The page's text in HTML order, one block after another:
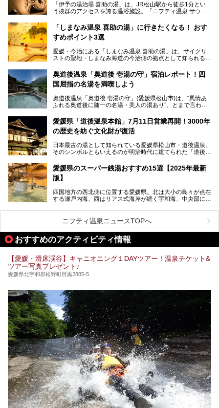
「伊予の湯治場 喜助の湯」は、JR松山駅から徒歩1分とい
う抜群のアクセスを誇る温浴施設。「ニフティ温泉 サウナ
ナーが訪れる人気スポットです。天然温泉・サウナ・岩盤
浴・食事・宿泊まで“癒しのすべて”がそろう人気施設の中で
も、特におすすめしたい3つのポイントについて厳選してお
「しまなみ温泉 喜助の湯」に行きたくなる！ おす
すめポイント3選
愛媛・今治にある「しまなみ温泉 喜助の湯」は、サイクリ
ストの聖地・しまなみ海道の今治側の拠点として知られる人
ばれていて、自転車ロッカーや工具、給水サービスなど、旅
人に嬉しい工夫がたっぷり。お風呂は内湯から半露天、サウ
ナまで種類豊富で広々空間。泉質も温度もバリエーション豊
ポイントについて厳選してお届けします。読めばきっと、行
きたくなること間違いなし！
奥道後温泉「奥道後 壱湯の守」宿泊レポート！四
国屈指の名湯を満喫しよう
奥道後温泉「奥道後 壱湯の守」(愛媛県松山市)は、“風情あ
ふれる奥道後に随一の名湯・美人の湯あり”、とまで言われ
露天風呂。日々の生活から隔離された非日常感を味わえま
す。
ト。今回はニフティ温泉ライターである筆者自ら宿泊し、名
物の大露天風呂「翠明の湯」の全浴槽をご紹介。また、パブ
その魅力をご紹介します！
愛媛県「道後温泉本館」7月11日営業再開！3000年
の歴史を紡ぐ文化財が復活
日本最古の湯として知られている愛媛県松山市・道後温泉。
そのシンボルともいえるのが明治時代に建てられた「道後温
いた保存修理工事が終わり、いよいよ2024年7月11日から
全館営業再開となります。
愛媛県のスーパー銭湯おすすめ15選【2025年最新
版】
四国地方の西北側に位置する愛媛県。北は大小の島々が点在
する瀬戸内海、西はリアス式海岸が続く宇和海、中央部には
な自然と、温暖な気候が魅力の県です。
日本最古の温泉といわれる道後温泉を筆頭に、多くの温泉が
ある愛媛県は、スーパー銭湯も豊富です。中には、中四国地
方を代表する人気の施設も。今回は、愛媛県の誇るスーパー
銭湯をピックアップしました。
ニフティ温泉ニュースTOPへ
おすすめのアクティビティ情報
【愛媛・滑床渓谷】キャニオニング１DAYツアー！温泉チケット&
ツアー写真プレゼント♪
愛媛県北宇和郡松野町目黒2885-5